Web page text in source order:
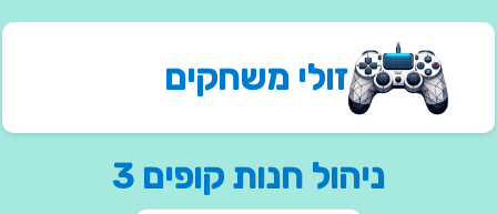
זולי משחקים
ניהול חנות קופים 3